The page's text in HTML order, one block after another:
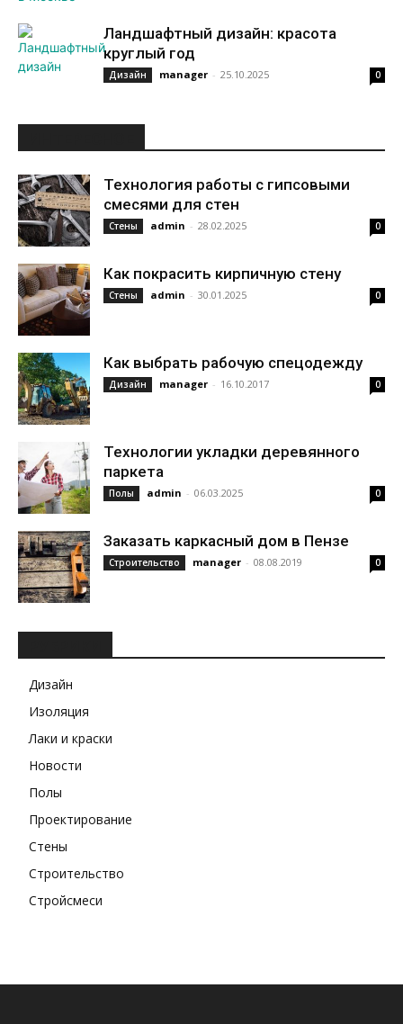
Ландшафтный дизайн: красота
круглый год
Дизайн manager - 25.10.2025 0
Технология работы с гипсовыми
смесями для стен
Стены admin - 28.02.2025 0
Как покрасить кирпичную стену
Стены admin - 30.01.2025 0
Как выбрать рабочую спецодежду
Дизайн manager - 16.10.2017 0
Технологии укладки деревянного
паркета
Полы admin - 06.03.2025 0
Заказать каркасный дом в Пензе
Строительство manager - 08.08.2019 0
Дизайн
Изоляция
Лаки и краски
Новости
Полы
Проектирование
Стены
Строительство
Стройсмеси